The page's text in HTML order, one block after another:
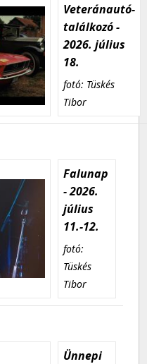
Veteránautó-
találkozó -
2026. július
18.
fotó: Tüskés
Tibor
Falunap
- 2026.
július
11.-12.
fotó:
Tüskés
Tibor
Ünnepi